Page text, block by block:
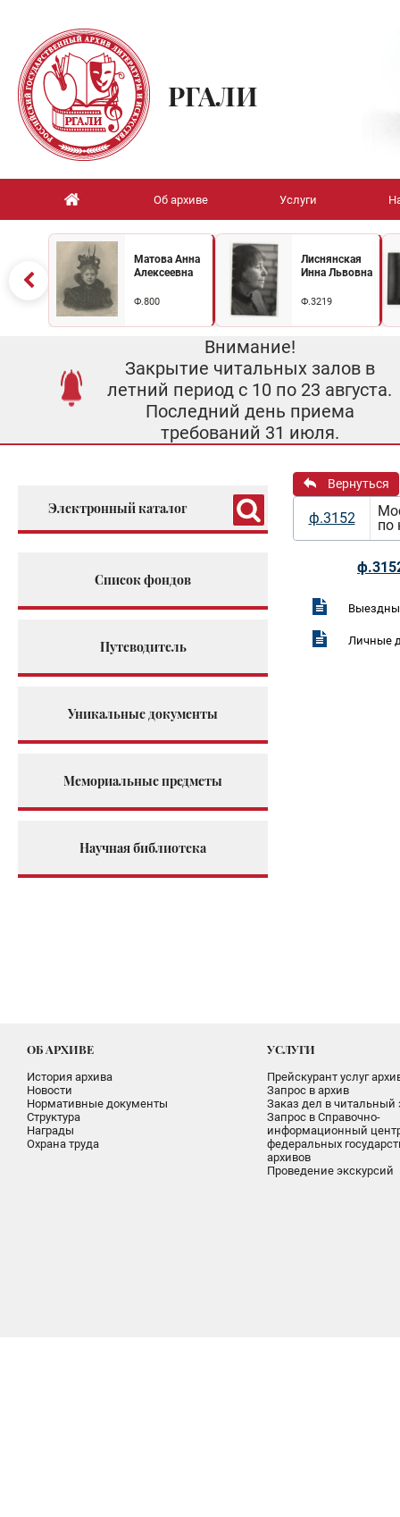
РГАЛИ
Об архиве Услуги
Матова Анна
Алексеевна
Ф.800
Лиснянская
Инна Львовна
Ф.3219
Внимание!
Закрытие читальных залов в
летний период с 10 по 23 августа.
Последний день приема
требований 31 июля.
Электронный каталог
Список фондов
Путеводитель
Уникальные документы
Мемориальные предметы
Научная библиотека
Вернуться
ф.3152
по
Личные
ОБ АРХИВЕ
История архива
Новости
Нормативные документы
Структура
Награды
Охрана труда
УСЛУГИ
Прейскурант услуг
Запрос в архив
Заказ дел в читальный
Запрос в Справочно-
информационный
федеральных
архивов
Проведение экскурсий